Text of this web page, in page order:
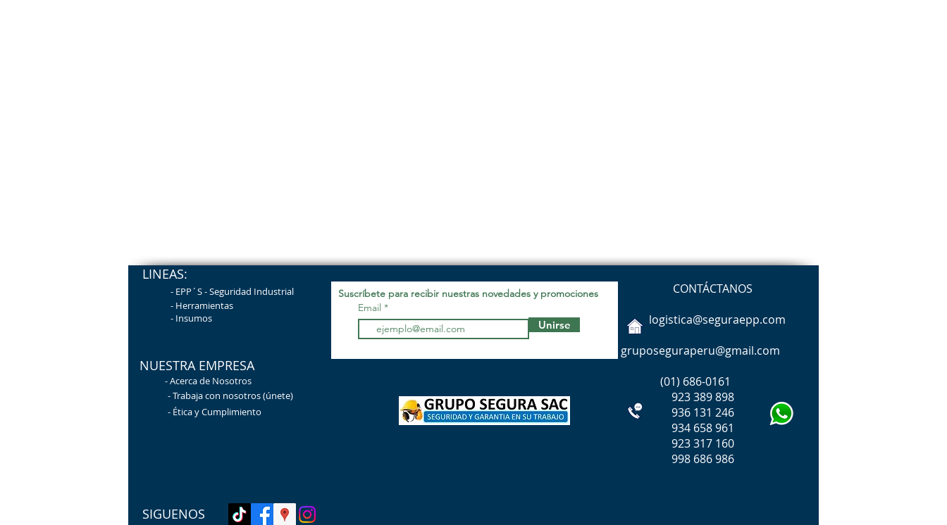
LINEAS:
- EPP´S - Seguridad Industrial
- Herramientas
- Insumos
NUESTRA EMPRESA
-Acerca de Nosotros
- Trabaja con nosotros (únete)
- Ética y Cumplimiento
Suscríbete para recibir nuestras novedades y promociones
Email
Unirse
CONTÁCTANOS
logistica@seguraepp.com
gruposeguraperu@gmail.com
(01) 686-0161
923 389 898
936 131 246
934 658 961
923 317 160
998 686 986
SIGUENOS